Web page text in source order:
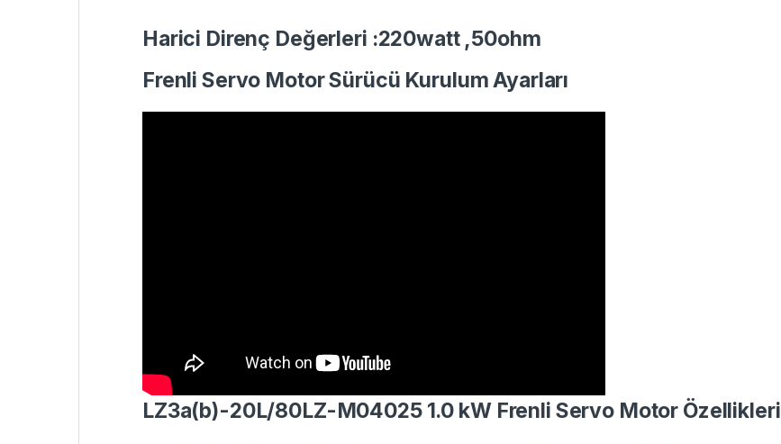
Harici Direnç Değerleri :220watt ,50ohm
Frenli Servo Motor Sürücü Kurulum Ayarları
LZ3a(b)-20L/80LZ-M04025 1.0 kW Frenli Servo Motor Özellikleri